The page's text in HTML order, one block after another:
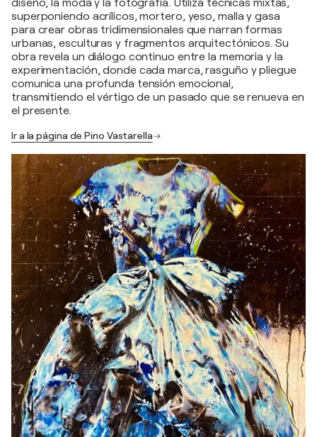
diseño, la moda y la fotografía. Utiliza técnicas mixtas,
superponiendo acrílicos, mortero, yeso, malla y gasa
para crear obras tridimensionales que narran formas
urbanas, esculturas y fragmentos arquitectónicos. Su
obra revela un diálogo continuo entre la memoria y la
experimentación, donde cada marca, rasguño y pliegue
comunica una profunda tensión emocional,
transmitiendo el vértigo de un pasado que se renueva en
el presente.
Ir a la página de Pino Vastarella